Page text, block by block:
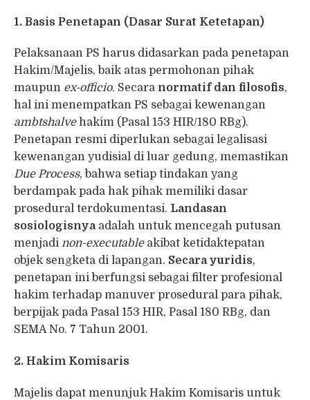
1. Basis Penetapan (Dasar Surat Ketetapan)
Pelaksanaan PS harus didasarkan pada penetapan
Hakim/Majelis, baik atas permohonan pihak
maupun ex-officio. Secara normatif dan filosofis,
hal ini menempatkan PS sebagai kewenangan
ambtshalvehakim (Pasal 153 HIR/180 RBg).
Penetapan resmi diperlukan sebagai legalisasi
kewenangan yudisial di luar gedung, memastikan
Due Process, bahwa setiap tindakan yang
berdampak pada hak pihak memiliki dasar
prosedural terdokumentasi. Landasan
sosiologisnyaadalah untuk mencegah putusan
menjadi non-executableakibat ketidaktepatan
objek sengketa di lapangan. Secara yuridis,
penetapan ini berfungsi sebagai filter profesional
hakim terhadap manuver prosedural para pihak,
berpijak pada Pasal 153 HIR, Pasal 180 RBg, dan
SEMA No. 7 Tahun 2001.
2. Hakim Komisaris
Majelis dapat menunjuk Hakim Komisaris untuk